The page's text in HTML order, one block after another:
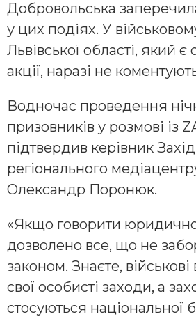
Добровольська
у цих подіях. У
Львівської області, який є
акції, наразі не
Водночас проведення
призовників у розмові із
підтвердив керівник
регіонального
Олександр Поронюк.
«Якщо говорити
дозволено все, що не
законом. Знаєте,
свої особисті заходи, а
стосуються національної